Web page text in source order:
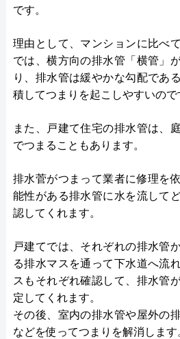
です。
理由として、マンションに比べ
では、横方向の排水管「横管」
り、排水管は緩やかな勾配であ
積してつまりを起こしやすいので
また、戸建て住宅の排水管は、
でつまることもあります。
排水菅がつまって業者に修理を
能性がある排水管に水を流して
認してくれます。
戸建てでは、それぞれの排水管
る排水マスを通って下水道へ流
スもそれぞれ確認して、排水管
定してくれます。
その後、室内の排水管や屋外の
などを使ってつまりを解消します